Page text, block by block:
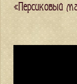
«Персиковый